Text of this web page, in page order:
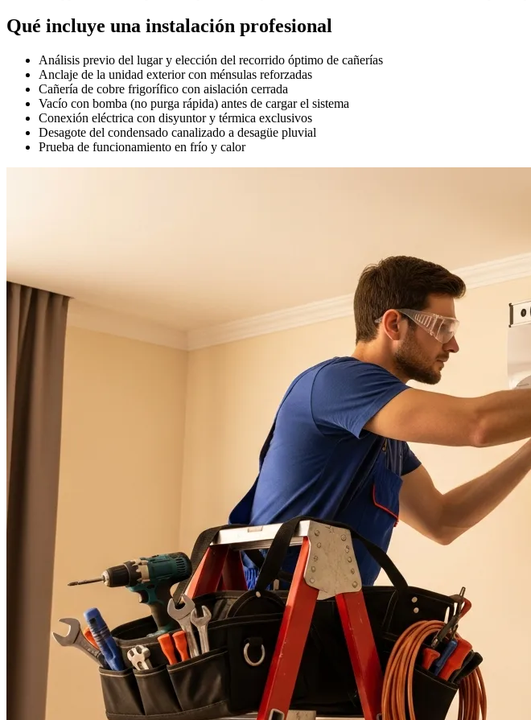
Qué incluye una instalación profesional
Análisis previo del lugar y elección del recorrido óptimo de cañerías
Anclaje de la unidad exterior con ménsulas reforzadas
Cañería de cobre frigorífico con aislación cerrada
Vacío con bomba (no purga rápida) antes de cargar el sistema
Conexión eléctrica con disyuntor y térmica exclusivos
Desagote del condensado canalizado a desagüe pluvial
Prueba de funcionamiento en frío y calor